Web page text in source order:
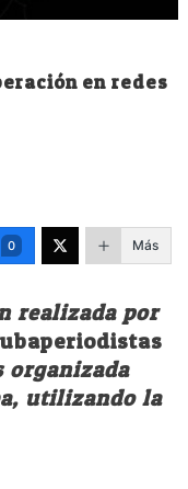
en redes
0 Más
realizada por
organizada
utilizando la